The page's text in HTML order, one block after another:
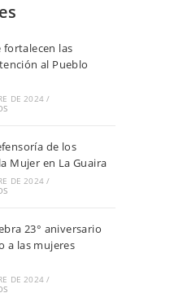
fortalecen las
al Pueblo
DE 2024 /
de los
Mujer en La Guaira
DE 2024 /
23° aniversario
a las mujeres
DE 2024 /